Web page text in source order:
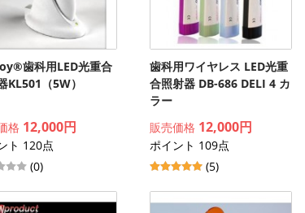
歯科用LED光重合
KL501（5W）
格 12,000円
ト 120点
(0)
歯科用ワイヤレス LED光重
合照射器 DB-686 DELI 4 カ
ラー
販売価格 12,000円
ポイント 109点
(5)